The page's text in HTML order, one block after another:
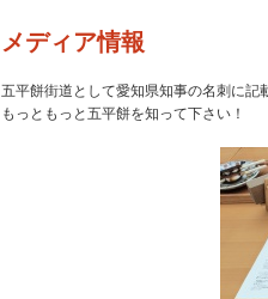
メディア情報
五平餅街道として愛知県知事の名刺に
もっともっと五平餅を知って下さい！